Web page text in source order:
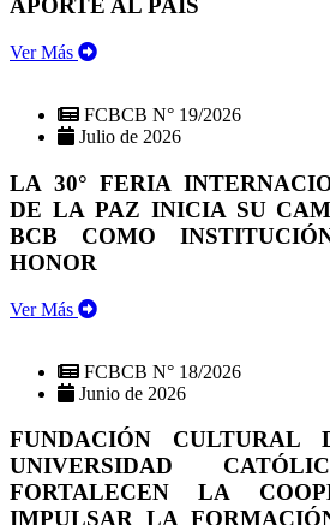
APORTE AL PAÍS
Ver Más
FCBCB N° 19/2026
Julio de 2026
LA 30° FERIA
DE LA PAZ INICIA SU
BCB COMO
HONOR
Ver Más
FCBCB N° 18/2026
Junio de 2026
FUNDACIÓN
UNIVERSIDAD
FORTALECEN LA
IMPULSAR LA